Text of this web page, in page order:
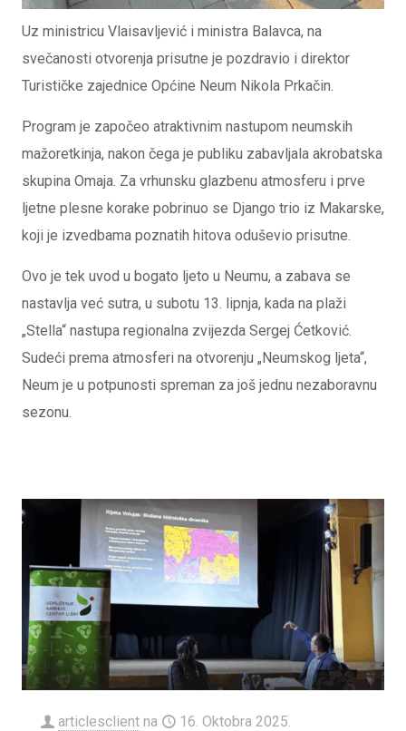
Uz ministricu Vlaisavljević i ministra Balavca, na
svečanosti otvorenja prisutne je pozdravio i direktor
Turističke zajednice Općine Neum Nikola Prkačin.
Program je započeo atraktivnim nastupom neumskih
mažoretkinja, nakon čega je publiku zabavljala akrobatska
skupina Omaja. Za vrhunsku glazbenu atmosferu i prve
ljetne plesne korake pobrinuo se Django trio iz Makarske,
koji je izvedbama poznatih hitova oduševio prisutne.
Ovo je tek uvod u bogato ljeto u Neumu, a zabava se
nastavlja već sutra, u subotu 13. lipnja, kada na plaži
„Stella“ nastupa regionalna zvijezda Sergej Ćetković.
Sudeći prema atmosferi na otvorenju „Neumskog ljeta“,
Neum je u potpunosti spreman za još jednu nezaboravnu
sezonu.
articlesclient na 16. Oktobra 2025.